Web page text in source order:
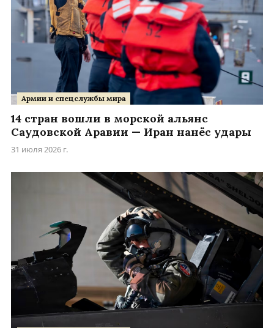
Армии и спецслужбы мира
14 стран вошли в морской альянс
Саудовской Аравии — Иран нанёс удары
31 июля 2026 г.